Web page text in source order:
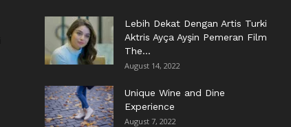
Lebih Dekat Dengan Artis Turki
Aktris Ayça Ayşin Pemeran Film
The...
August 14, 2022
Unique Wine and Dine
Experience
August 7, 2022